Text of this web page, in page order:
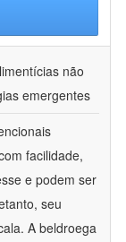
não
emergentes
facilidade,
e podem ser
seu
A beldroega